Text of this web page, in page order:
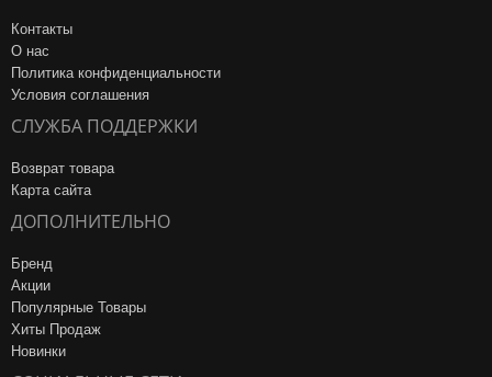
Контакты
О нас
Политика конфиденциальности
Условия соглашения
СЛУЖБА ПОДДЕРЖКИ
Возврат товара
Карта сайта
ДОПОЛНИТЕЛЬНО
Бренд
Акции
Популярные Товары
Хиты Продаж
Новинки